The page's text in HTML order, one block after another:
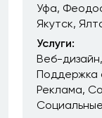
Уфа
Якутск
Услуги:
Веб-дизайн
Поддержка
Реклама